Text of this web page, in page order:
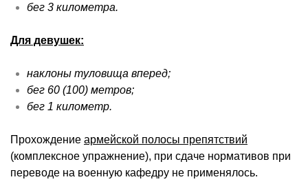
бег 3 километра.
Для девушек:
наклоны туловища вперед;
бег 60 (100) метров;
бег 1 километр.
Прохождение армейской полосы препятствий
(комплексное упражнение), при сдаче нормативов при
переводе на военную кафедру не применялось.